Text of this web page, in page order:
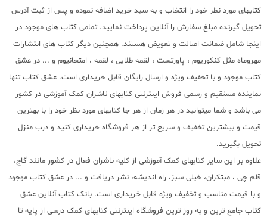
کتابهای مورد نظر خود را انتخاب و به سبد خرید اضافه نموده و پس از ثبت آدرس
تحویل گیرنده مبلغ سفارش را آنلاین پرداخت نمایید. تمامی کتاب های موجود در
اینجا شامل ضمانت اصالت و تعویض هستند. همچنین دیگر کتاب های انتشارات
مهروماه مثل کنکوریوم ، پاورتست ، لقمه طلایی ، لقمه ، امتحانیوم و ... در عشق
کتاب موجود و با تخفیف ویژه و ارسال رایگان قابل خریداری است. عشق کتاب تنها
نماینده مستقیم و رسمی فروش اینترنتی کتابهای ناشران کمک آموزشی در کشور
می باشد و شما میتوانید در هر زمان از هر جا کتابهای مورد نظر خود را با بهترین
قیمت و بیشترین تخفیف و سریع تر از هر فروشگاه خریداری کنید و درب منزل
تحویل بگیرید.
علاوه بر این سایر کتابهای کمک آموزشی از کلیه ناشران فعال در کشور مانند گاج،
قلم چی ، مبتکران، خیلی سبز، راه اندیشه، نشر دریافت و ... در عشق کتاب موجود
و با قیمت مناسب و تخفیف ویژه قابل خریداری است. بانک کتاب آنلاین عشق
کتاب جامع ترین و به روز ترین فروشگاه اینترنتی کتابهای کمک درسی از پایه تا